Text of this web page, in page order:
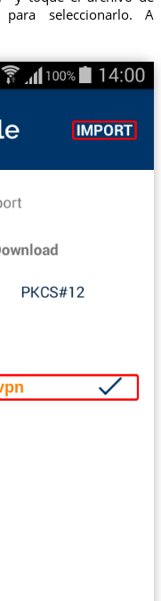
para seleccionarlo. A